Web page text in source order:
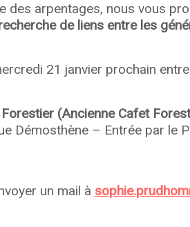
des arpentages, nous vous
de liens entre les
21 janvier prochain
(Ancienne Cafet
Démosthène – Entrée par le
un mail à